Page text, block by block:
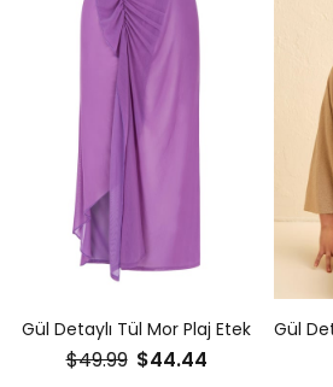
Gül Detaylı Tül Mor Plaj Etek
$44.44
$49.99